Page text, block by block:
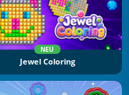
NEU
Jewel Coloring